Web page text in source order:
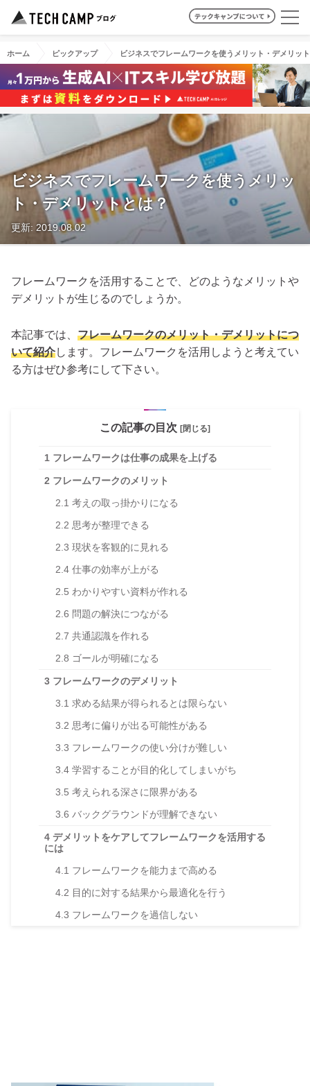
ホーム ピックアップ ビジネスでフレームワークを使うメリット・デメリッ
ビジネスでフレームワークを使うメリッ
ト・デメリットとは？
更新: 2019.08.02
フレームワークを活用することで、どのようなメリットや
デメリットが生じるのでしょうか。
本記事では、 フレームワークのメリット・デメリットにつ
いて紹介します。フレームワークを活用しようと考えてい
る方はぜひ参考にして下さい。
この記事の目次 [閉じる]
1 フレームワークは仕事の成果を上げる
2 フレームワークのメリット
2.1 考えの取っ掛かりになる
2.2 思考が整理できる
2.3 現状を客観的に見れる
2.4 仕事の効率が上がる
2.5 わかりやすい資料が作れる
2.6 問題の解決につながる
2.7 共通認識を作れる
2.8 ゴールが明確になる
3 フレームワークのデメリット
3.1 求める結果が得られるとは限らない
3.2 思考に偏りが出る可能性がある
3.3 フレームワークの使い分けが難しい
3.4 学習することが目的化してしまいがち
3.5 考えられる深さに限界がある
3.6 バックグラウンドが理解できない
4 デメリットをケアしてフレームワークを活用する
には
4.1 フレームワークを能力まで高める
4.2 目的に対する結果から最適化を行う
4.3 フレームワークを過信しない